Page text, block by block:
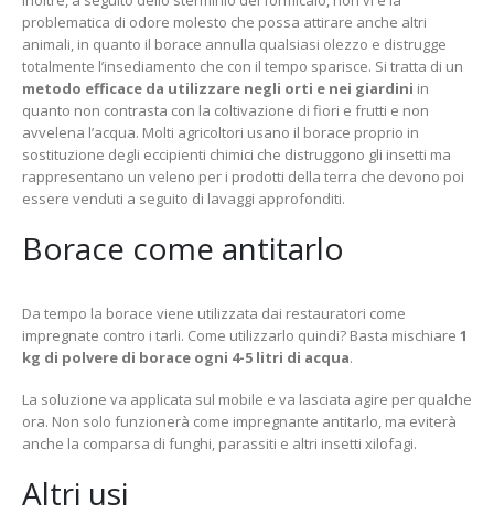
problematica di odore molesto che possa attirare anche altri
animali, in quanto il borace annulla qualsiasi olezzo e distrugge
totalmente l’insediamento che con il tempo sparisce. Si tratta di un
metodo efficace da utilizzare negli orti e nei giardini in
quanto non contrasta con la coltivazione di fiori e frutti e non
avvelena l’acqua. Molti agricoltori usano il borace proprio in
sostituzione degli eccipienti chimici che distruggono gli insetti ma
rappresentano un veleno per i prodotti della terra che devono poi
essere venduti a seguito di lavaggi approfonditi.
Borace come antitarlo
Da tempo la borace viene utilizzata dai restauratori come
impregnate contro i tarli. Come utilizzarlo quindi? Basta mischiare 1
kg di polvere di borace ogni 4-5 litri di acqua.
La soluzione va applicata sul mobile e va lasciata agire per qualche
ora. Non solo funzionerà come impregnante antitarlo, ma eviterà
anche la comparsa di funghi, parassiti e altri insetti xilofagi.
Altri usi